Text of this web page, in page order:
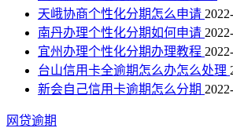
天峨协商个性化分期怎么申请
南丹办理个性化分期如何申请
宜州办理个性化分期办理教程
台山信用卡全逾期怎么办怎么处理
新会自己信用卡逾期怎么分期
网贷逾期